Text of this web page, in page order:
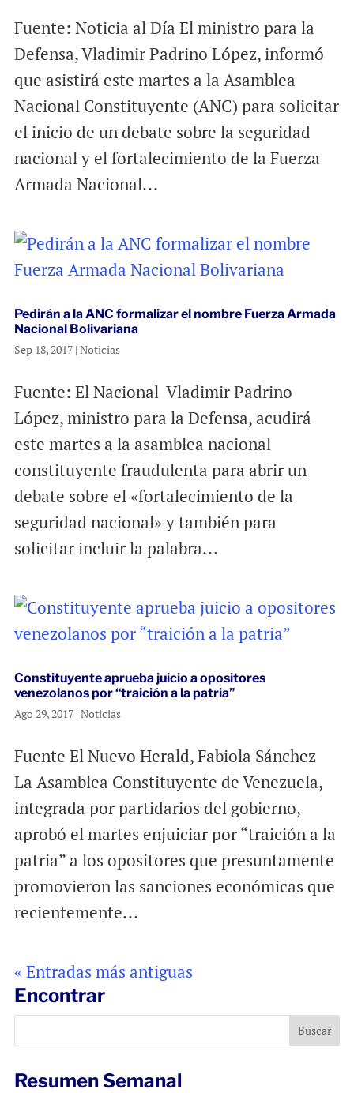
Fuente: Noticia al Día El ministro para la
Defensa, Vladimir Padrino López, informó
que asistirá este martes a la Asamblea
Nacional Constituyente (ANC) para solicitar
el inicio de un debate sobre la seguridad
nacional y el fortalecimiento de la Fuerza
Armada Nacional...
Pedirán a la ANC formalizar el nombre Fuerza Armada
Nacional Bolivariana
Sep 18, 2017| Noticias
Fuente: El Nacional Vladimir Padrino
López, ministro para la Defensa, acudirá
este martes a la asamblea nacional
constituyente fraudulenta para abrir un
debate sobre el «fortalecimiento de la
seguridad nacional» y también para
solicitar incluir la palabra...
Constituyente aprueba juicio a opositores
venezolanos por “traición a la patria”
Ago 29, 2017| Noticias
Fuente El Nuevo Herald, Fabiola Sánchez
La Asamblea Constituyente de Venezuela,
integrada por partidarios del gobierno,
aprobó el martes enjuiciar por “traición a la
patria” a los opositores que presuntamente
promovieron las sanciones económicas que
recientemente...
« Entradas más antiguas
Encontrar
Resumen Semanal